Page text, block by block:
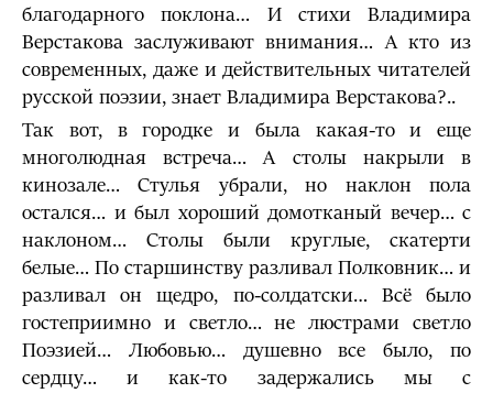
благодарного поклона… И стихи Владимира
Верстакова заслуживают внимания… А кто из
современных, даже и действительных читателей
русской поэзии, знает Владимира Верстакова?..
Так вот, в городке и была какая-то и еще
многолюдная встреча… А столы накрыли в
кинозале… Стулья убрали, но наклон пола
остался… и был хороший домотканый вечер… с
наклоном… Столы были круглые, скатерти
белые… По старшинству разливал Полковник… и
разливал он щедро, по-солдатски… Всё было
гостеприимно и светло… не люстрами светло
Поэзией… Любовью… душевно все было, по
сердцу… и как-то задержались мы с